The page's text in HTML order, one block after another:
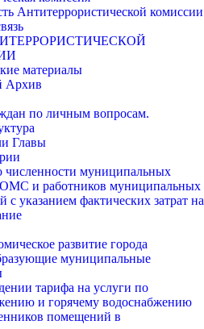
Антитеррористической комиссии
материалы
Архив
по личным вопросам.
Главы
численности муниципальных
и работников муниципальных
с указанием фактических затрат на
развитие города
муниципальные
тарифа на услуги по
и горячему водоснабжению
помещений в